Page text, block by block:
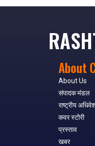
About
About Us
संपादक मंडल
राष्ट्रीय
कवर स्टोरी
प्रस्ताव
खबर